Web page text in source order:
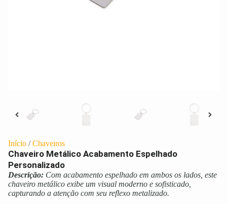
Início /Chaveiros
Chaveiro Metálico Acabamento Espelhado
Personalizado
Descrição: Com acabamento espelhado em ambos os lados, este
chaveiro metálico exibe um visual moderno e sofisticado,
capturando a atenção com seu reflexo metalizado.